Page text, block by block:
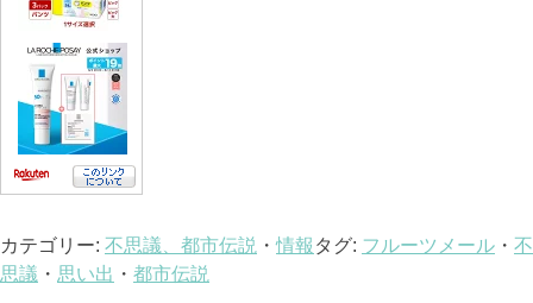
カテゴリー: 不思議、都市伝説 ・情報 タグ: フルーツメール ・ 不
思議 ・ 思い出 ・ 都市伝説